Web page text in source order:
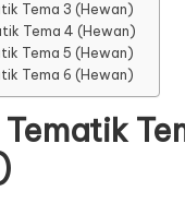
Tema 3 (Hewan)
Tema 4 (Hewan)
Tema 5 (Hewan)
Tema 6 (Hewan)